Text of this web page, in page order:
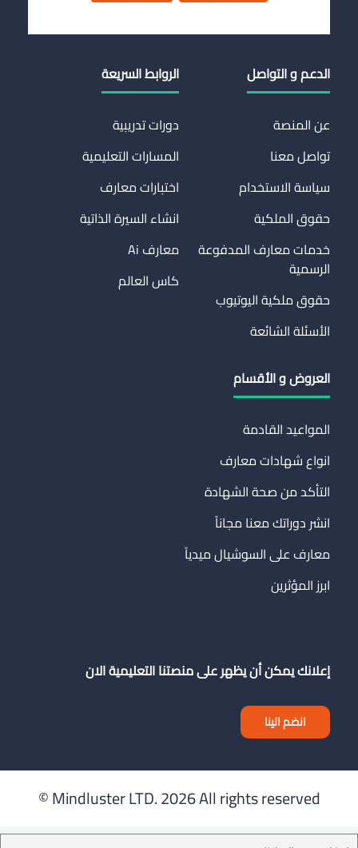
الدعم و التواصل
عن المنصة
تواصل معنا
سياسة الاستخدام
حقوق الملكية
خدمات معارف المدفوعة
الرسمية
حقوق ملكية اليوتيوب
الأسئلة الشائعة
الروابط السريعة
دورات تدريبية
المسارات التعليمية
اختبارات معارف
انشاء السيرة الذاتية
معارف Ai
كاس العالم
العروض و الأقسام
المواعيد القادمة
انواع شهادات معارف
التأكد من صحة الشهادة
انشر دوراتك معنا مجاناً
معارف على السوشيال ميدياً
ابرز المؤثرين
إعلانك يمكن أن يظهر على منصتنا التعليمية الان
انضم الينا
Mindluster LTD.2026 All rights reserved ©